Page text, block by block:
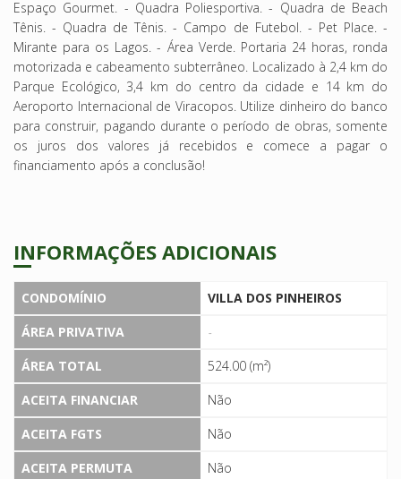
Espaço Gourmet. - Quadra Poliesportiva. - Quadra de Beach
Tênis. - Quadra de Tênis. - Campo de Futebol. - Pet Place. -
Mirante para os Lagos. - Área Verde. Portaria 24 horas, ronda
motorizada e cabeamento subterrâneo. Localizado à 2,4 km do
Parque Ecológico, 3,4 km do centro da cidade e 14 km do
Aeroporto Internacional de Viracopos. Utilize dinheiro do banco
para construir, pagando durante o período de obras, somente
os juros dos valores já recebidos e comece a pagar o
financiamento após a conclusão!
INFORMAÇÕES ADICIONAIS
CONDOMÍNIO
VILLA DOS PINHEIROS
ÁREA PRIVATIVA
-
ÁREA TOTAL
524.00 (m²)
ACEITA FINANCIAR
Não
ACEITA FGTS
Não
ACEITA PERMUTA
Não